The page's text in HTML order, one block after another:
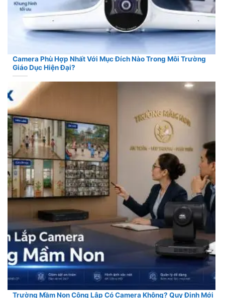
Camera Phù Hợp Nhất Với Mục Đích Nào Trong Môi Trường
Giáo Dục Hiện Đại?
Trường Mầm Non Công Lập Có Camera Không? Quy Định Mới